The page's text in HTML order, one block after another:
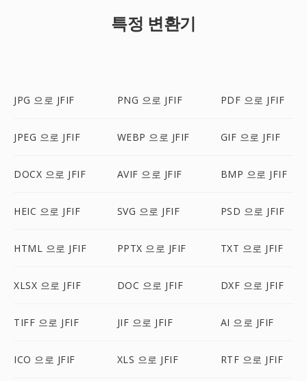
특정 변환기
JPG 으로 JFIF PNG 으로 JFIF PDF 으로 JFIF
JPEG 으로 JFIF WEBP 으로 JFIF GIF 으로 JFIF
DOCX 으로 JFIF AVIF 으로 JFIF BMP 으로 JFIF
HEIC 으로 JFIF SVG 으로 JFIF PSD 으로 JFIF
HTML 으로 JFIF PPTX 으로 JFIF TXT 으로 JFIF
XLSX 으로 JFIF DOC 으로 JFIF DXF 으로 JFIF
TIFF 으로 JFIF JIF 으로 JFIF AI 으로 JFIF
ICO 으로 JFIF XLS 으로 JFIF RTF 으로 JFIF